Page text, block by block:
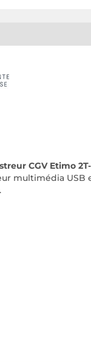
CGV Etimo
multimédia